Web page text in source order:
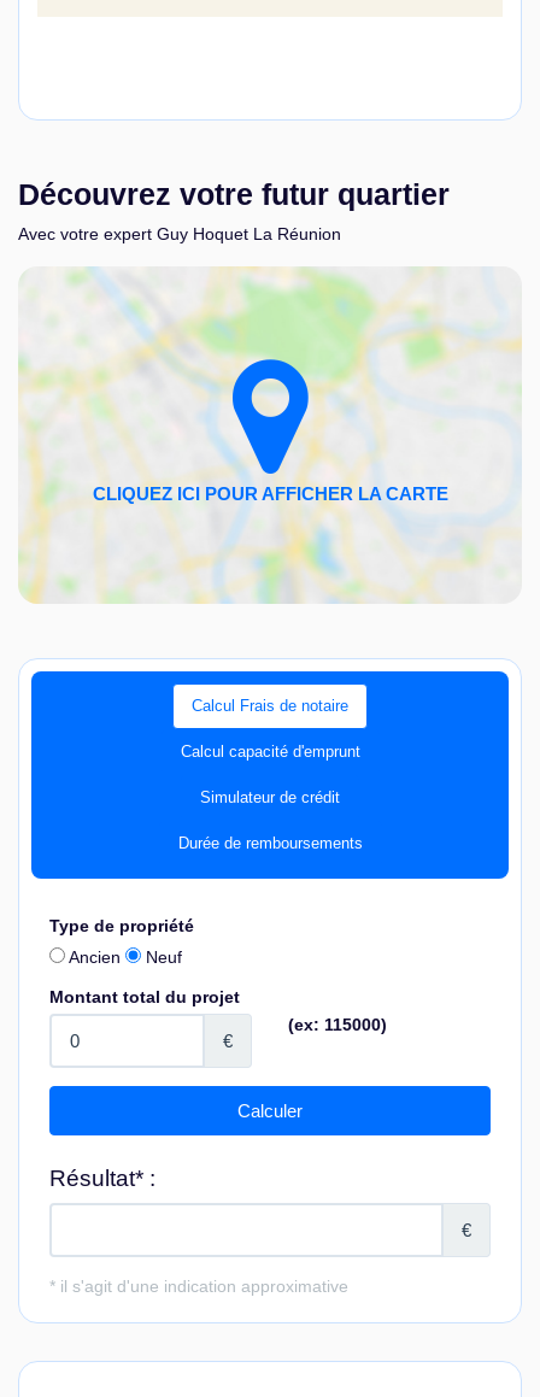
Découvrez votre futur quartier
Avec votre expert Guy Hoquet La Réunion
Calcul Frais de notaire
Calcul capacité d'emprunt
Simulateur de crédit
Durée de remboursements